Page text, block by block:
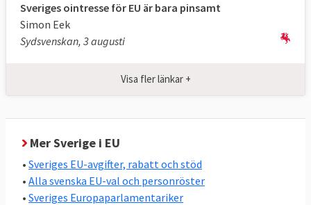
Två andra utmärkande drag i svensk EU-
politik är den relativt höga graden av
Sverige oavsett regering nästan alltid
Stor enighet i svensk EU-politik
Den ordinarie lagstiftningen i EU beslutas av
det folkvalda Europaparlamentet och EU-
ländernas regeringar i ministerrådet
Sveriges ointresse för EU är bara pinsamt
Simon Eek
Sydsvenskan, 3 augusti
Visa fler länkar +
Mer Sverige i EU
• Sveriges EU-avgifter, rabatt och stöd
• Alla svenska EU-val och personröster
• Sveriges Europaparlamentariker